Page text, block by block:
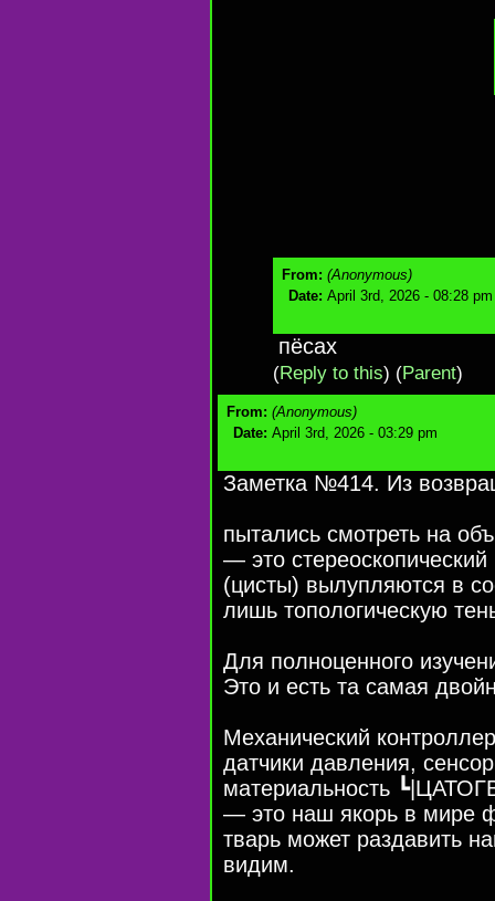
From: (Anonymous)
Date: April 3rd, 2026 - 08:28 pm
пёсах
(Reply to this) (Parent)
From: (Anonymous)
Date: April 3rd, 2026 - 03:29 pm
Заметка №414. Из
пытались смотреть на
— это
(цисты) вылупляются в
лишь топологическую
Для полноценного
Это и есть та самая
Механический
датчики давления,
материальность
— это наш якорь в мире
тварь может раздавить
видим.